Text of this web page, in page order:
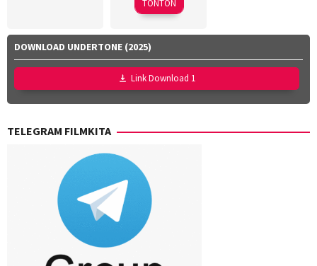
TONTON
DOWNLOAD UNDERTONE (2025)
Link Download 1
TELEGRAM FILMKITA